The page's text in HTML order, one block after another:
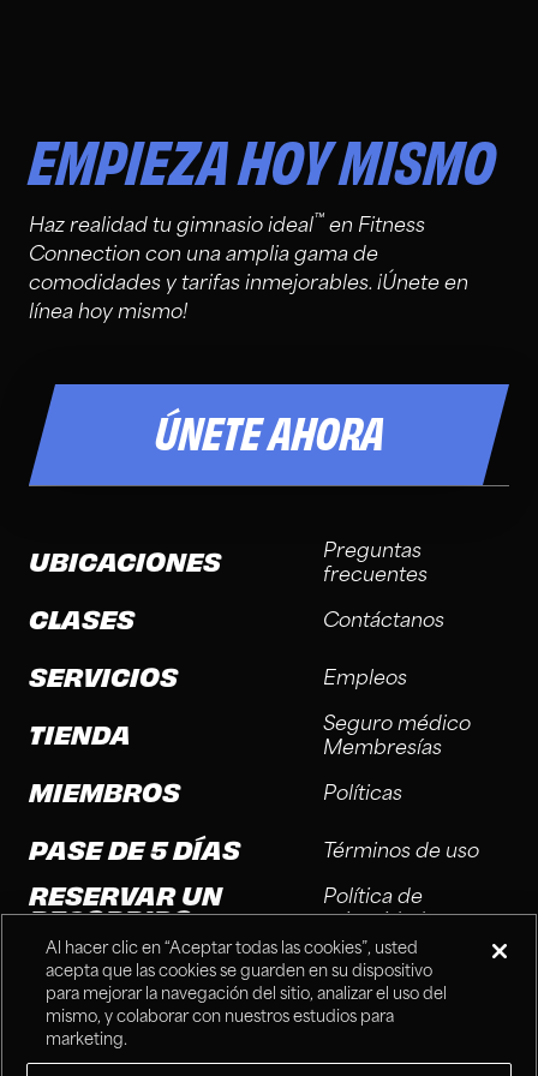
EMPIEZA HOY MISMO
Haz realidad tu gimnasio ideal™ en Fitness
Connection con una amplia gama de
comodidades y tarifas inmejorables. ¡Únete en
línea hoy mismo!
ÚNETE AHORA
UBICACIONES
CLASES
SERVICIOS
TIENDA
MIEMBROS
PASE DE 5 DÍAS
RESERVAR UN
RECORRIDO
Preguntas
frecuentes
Contáctanos
Empleos
Seguro médico
Membresías
Políticas
Términos de uso
Política de
privacidad
Preferencias de
cookies
Al hacer clic en “Aceptar todas las cookies”, usted
acepta que las cookies se guarden en su dispositivo
para mejorar la navegación del sitio, analizar el uso del
mismo, y colaborar con nuestros estudios para
marketing.